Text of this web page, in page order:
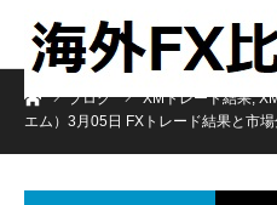
ホームブログ XMトレード結果,
エム）3月05日 FXトレード結果と市